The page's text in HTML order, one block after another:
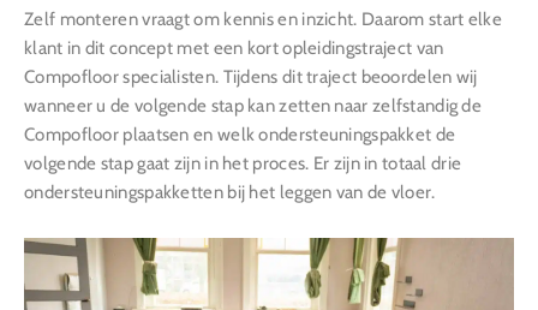
Zelf monteren vraagt om kennis en inzicht. Daarom start elke
klant in dit concept met een kort opleidingstraject van
Compofloor specialisten. Tijdens dit traject beoordelen wij
wanneer u de volgende stap kan zetten naar zelfstandig de
Compofloor plaatsen en welk ondersteuningspakket de
volgende stap gaat zijn in het proces. Er zijn in totaal drie
ondersteuningspakketten bij het leggen van de vloer.